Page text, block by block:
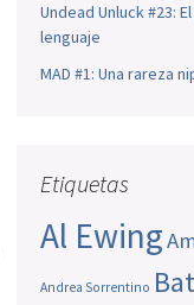
Undead Unluck #23:
lenguaje
MAD #1: Una rareza
Etiquetas
Al Ewing
Andrea Sorrentino